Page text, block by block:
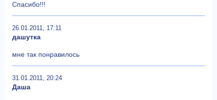
Спасибо!!!
26.01.2011, 17:11
дашутка
мне так понравилось
31.01.2011, 20:24
Даша